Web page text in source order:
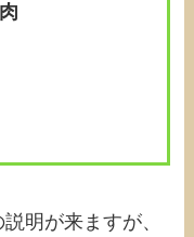
明が来ますが、